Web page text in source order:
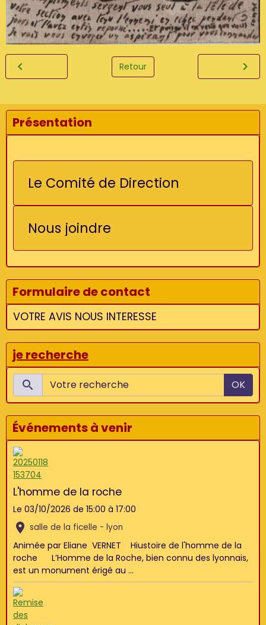
Retour
Présentation
Le Comité de Direction
Nous joindre
Formulaire de contact
VOTRE AVIS NOUS INTERESSE
je recherche
OK
Événements à venir
L'homme de la roche
Le 03/10/2026 de 15:00 à 17:00
salle de la ficelle - lyon
Animée par Eliane VERNET Hiustoire de l'homme de la
roche L’Homme de la Roche, bien connu des lyonnais,
est un monument érigé au ...